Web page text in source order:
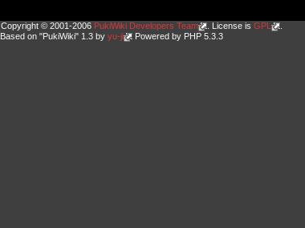
Copyright © 2001-2006 PukiWiki Developers Team . License is GPL
.
Based on "PukiWiki" 1.3 by yu-ji Powered by PHP 5.3.3